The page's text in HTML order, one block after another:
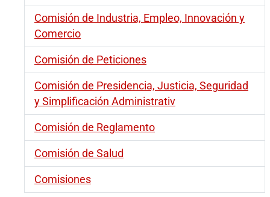
Comisión de Industria, Empleo, Innovación y
Comercio
Comisión de Peticiones
Comisión de Presidencia, Justicia, Seguridad
y Simplificación Administrativ
Comisión de Reglamento
Comisión de Salud
Comisiones